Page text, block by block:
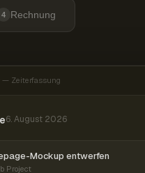
4 Rechnung
— Zeiterfassung
6. August 2026
Mockup entwerfen
Project